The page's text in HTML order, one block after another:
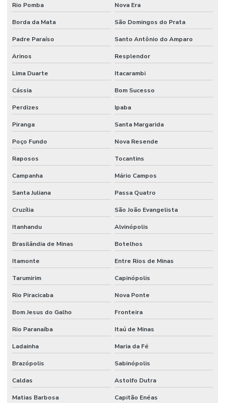
Remoção De Resíduos E Limpeza Eficaz
Retrofit de equipamentos industriais
Retrofit de instalações
Serviço Completo De Limpeza Corporativa
Serviço De Conservação
Serviço De Limpeza De Escritórios
Serviço De Limpeza Regular E Programada
Serviço De Manutenção Predial Completo
Serviço De Manutenção Preditiva
Serviço De Manutenção Preventiva Para Máquinas
Serviço De Pintura Em Edificações
Serviço especializado de elétrica
Serviço Especializado Em Manutenção Preventiva
Serviço especializado de engenharia
Serviço de facilities industrial
Serviço de infraestrutura
Serviço de manutenção
Serviço de manutenção industrial
Rio Pomba Nova Era
Borda da Mata São Domingos do Prata
Padre Paraíso Santo Antônio do Amparo
Arinos Resplendor
Lima Duarte Itacarambi
Cássia Bom Sucesso
Perdizes Ipaba
Piranga Santa Margarida
Poço Fundo Nova Resende
Raposos Tocantins
Campanha Mário Campos
Santa Juliana Passa Quatro
Cruzília São João Evangelista
Itanhandu Alvinópolis
Brasilândia de Minas Botelhos
Itamonte Entre Rios de Minas
Tarumirim Capinópolis
Rio Piracicaba Nova Ponte
Bom Jesus do Galho Fronteira
Rio Paranaíba Itaú de Minas
Ladainha Maria da Fé
Brazópolis Sabinópolis
Caldas Astolfo Dutra
Matias Barbosa Capitão Enéas